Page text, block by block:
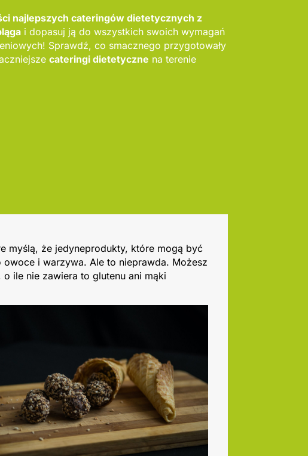
najlepszych cateringów dietetycznych z
i dopasuj ją do wszystkich swoich wymagań
Sprawdź, co smacznego przygotowały
cateringi dietetyczne na terenie
myślą, że jedyneprodukty, które mogą być
owoce i warzywa. Ale to nieprawda. Możesz
o ile nie zawiera to glutenu ani mąki